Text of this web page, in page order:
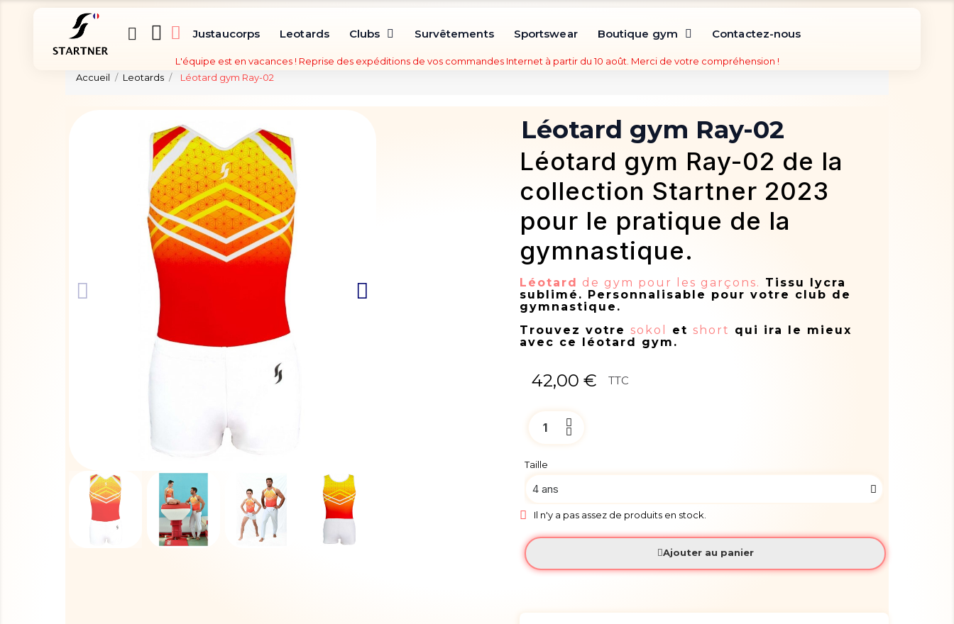
Justaucorps Leotards Clubs Survêtements Sportswear Boutique gym Contactez-nous
L'équipe est en vacances ! Reprise des expéditions de vos commandes Internet à partir du 10 août. Merci de votre compréhension !
Accueil
Leotards Léotard gym Ray-02
Léotard gym Ray-02
Léotard gym Ray-02 de la
collection Startner 2023
pour le pratique de la
gymnastique.
Léotard de gym pour les garçons. Tissu lycra
sublimé. Personnalisable pour votre club de
gymnastique.
Trouvez votre sokol et short qui ira le mieux
avec ce léotard gym.
42,00 € TTC
Taille
Il n'y a pas assez de produits en stock.
Ajouter au panier